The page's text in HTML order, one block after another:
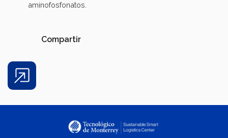
aminofosfonatos.
Share
Compartir